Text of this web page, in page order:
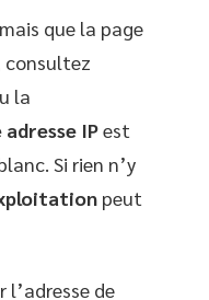
que la page
consultez
la
adresse IPest
Si rien n’y
peut
de